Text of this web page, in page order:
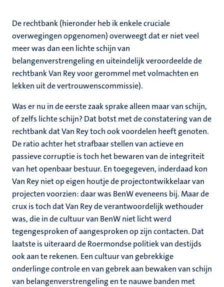
De rechtbank (hieronder heb ik enkele cruciale
overwegingen opgenomen) overweegt dat er niet veel
meer was dan een lichte schijn van
belangenverstrengeling en uiteindelijk veroordeelde de
rechtbank Van Rey voor gerommel met volmachten en
lekken uit de vertrouwenscommissie).
Was er nu in de eerste zaak sprake alleen maar van schijn,
of zelfs lichte schijn? Dat botst met de constatering van de
rechtbank dat Van Rey toch ook voordelen heeft genoten.
De ratio achter het strafbaar stellen van actieve en
passieve corruptie is toch het bewaren van de integriteit
van het openbaar bestuur. En toegegeven, inderdaad kon
Van Rey niet op eigen houtje de projectontwikkelaar van
projecten voorzien: daar was BenW eveneens bij. Maar de
crux is toch dat Van Rey de verantwoordelijk wethouder
was, die in de cultuur van BenW niet licht werd
tegengesproken of aangesproken op zijn contacten. Dat
laatste is uiteraard de Roermondse politiek van destijds
ook aan te rekenen. Een cultuur van gebrekkige
onderlinge controle en van gebrek aan bewaken van schijn
van belangenverstrengeling en te nauwe banden met